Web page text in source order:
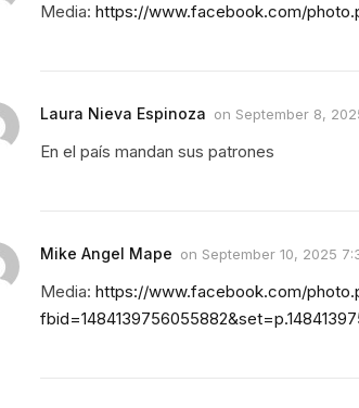
Media: https://www.facebook.com/
Laura Nieva Espinoza on September 8,
En el país mandan sus patrones
Mike Angel Mape on September 10, 2025
Media: https://www.facebook.com/